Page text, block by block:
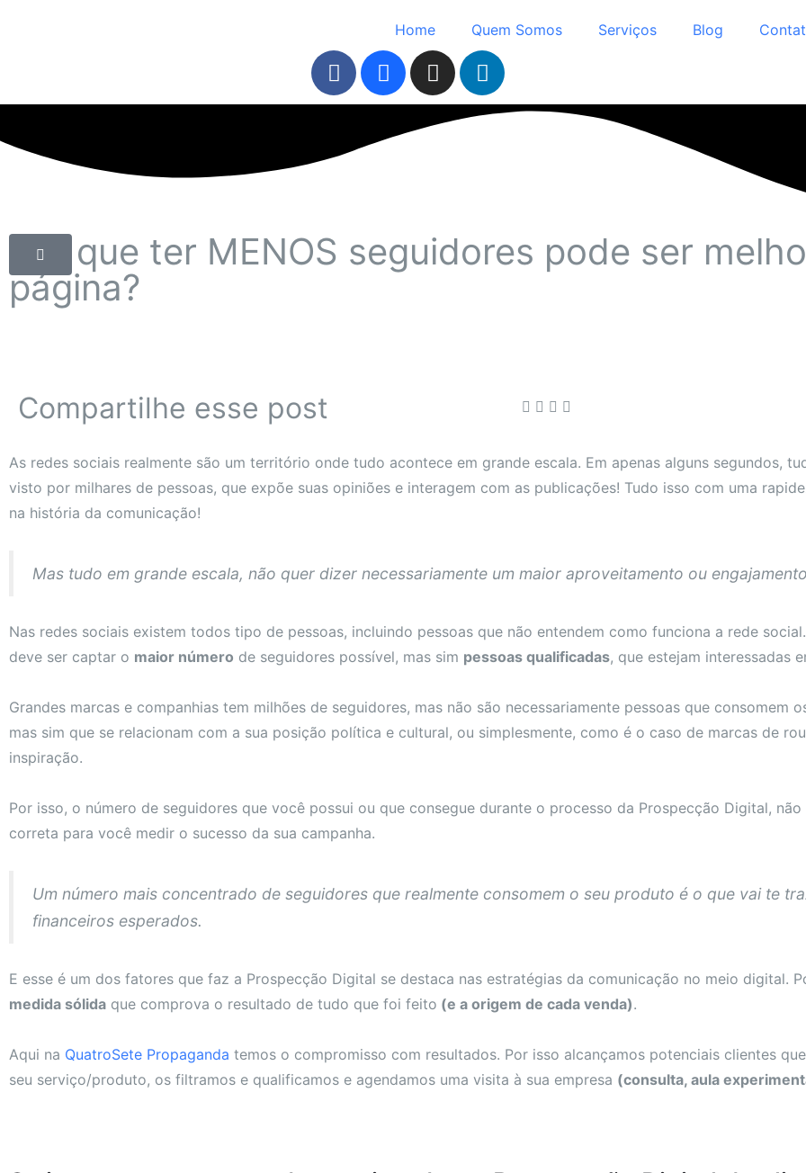
Home Quem Somos Serviços Blog
Por que ter MENOS seguidores pode ser
página?
Compartilhe esse post
As redes sociais realmente são um território onde tudo acontece em grande escala. Em apenas alguns segundos,
visto por milhares de pessoas, que expõe suas opiniões e interagem com as publicações! Tudo isso com uma
na história da comunicação!
Mas tudo em grande escala, não quer dizer necessariamente um maior aproveitamento ou
Nas redes sociais existem todos tipo de pessoas, incluindo pessoas que não entendem como funciona a rede
deve ser captar o maior número de seguidores possível, mas sim pessoas qualificadas, que estejam interessadas
Grandes marcas e companhias tem milhões de seguidores, mas não são necessariamente pessoas que consomem
mas sim que se relacionam com a sua posição política e cultural, ou simplesmente, como é o caso de marcas de
inspiração.
Por isso, o número de seguidores que você possui ou que consegue durante o processo da Prospecção Digital, não
correta para você medir o sucesso da sua campanha.
Um número mais concentrado de seguidores que realmente consomem o seu produto é o que vai te
financeiros esperados.
E esse é um dos fatores que faz a Prospecção Digital se destaca nas estratégias da comunicação no meio digital.
medida sólida que comprova o resultado de tudo que foi feito (e a origem de cada venda).
Aqui na QuatroSete Propaganda temos o compromisso com resultados. Por isso alcançamos potenciais clientes
seu serviço/produto, os filtramos e qualificamos e agendamos uma visita à sua empresa (consulta, aula